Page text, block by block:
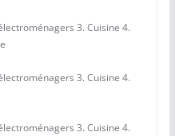
3. Cuisine 4.
3. Cuisine 4.
3. Cuisine 4.